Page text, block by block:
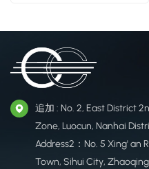
追加 : No. 2, East District
Zone, Luocun, Nanhai
Address2：No. 5 Xing' an
Town, Sihui City,